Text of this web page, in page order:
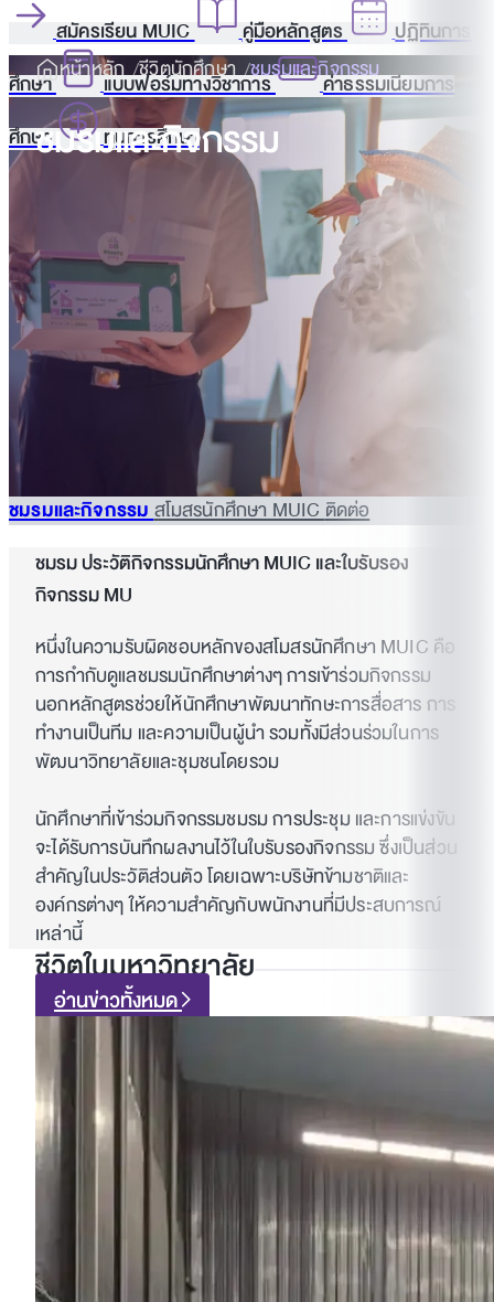
สมัครเรียน MUIC คู่มือหลักสูตร
ปฏิทินการ
ศึกษา
แบบฟอร์มทางวิชาการ
ค่าธรรมเนียมการ
ศึกษา
ทุนการศึกษา
หน้าหลัก ชีวิตนักศึกษา ชมรมและกิจกรรม
ชมรมและกิจกรรม
ชมรมและกิจกรรมสโมสรนักศึกษา MUICติดต่อ
ชมรม ประวัติกิจกรรมนักศึกษา MUIC และใบรับรอง
กิจกรรม MU
หนึ่งในความรับผิดชอบหลักของสโมสรนักศึกษา MUIC คือ
การกำกับดูแลชมรมนักศึกษาต่างๆ การเข้าร่วมกิจกรรม
นอกหลักสูตรช่วยให้นักศึกษาพัฒนาทักษะการสื่อสาร การ
ทำงานเป็นทีม และความเป็นผู้นำ รวมทั้งมีส่วนร่วมในการ
พัฒนาวิทยาลัยและชุมชนโดยรวม
นักศึกษาที่เข้าร่วมกิจกรรมชมรม การประชุม และการแข่งขัน
จะได้รับการบันทึกผลงานไว้ในใบรับรองกิจกรรม ซึ่งเป็นส่วน
สำคัญในประวัติส่วนตัว โดยเฉพาะบริษัทข้ามชาติและ
องค์กรต่างๆ ให้ความสำคัญกับพนักงานที่มีประสบการณ์
เหล่านี้
ชีวิตในมหาวิทยาลัย
อ่านข่าวทั้งหมด